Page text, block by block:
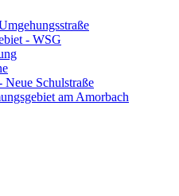
- WSG
Schulstraße
am Amorbach